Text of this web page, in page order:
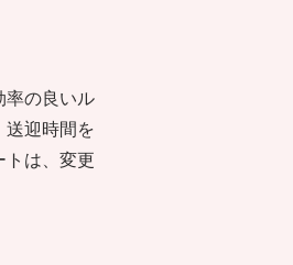
率の良いル
送迎時間を
トは、変更